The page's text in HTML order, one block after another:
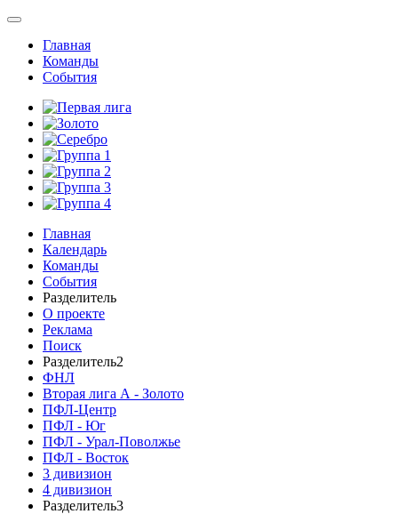
Главная
Команды
События
Главная
Календарь
Команды
События
Разделитель
О проекте
Реклама
Поиск
Разделитель2
ФНЛ
Вторая лига А - Золото
ПФЛ-Центр
ПФЛ - Юг
ПФЛ - Урал-Поволжье
ПФЛ - Восток
3 дивизион
4 дивизион
Разделитель3